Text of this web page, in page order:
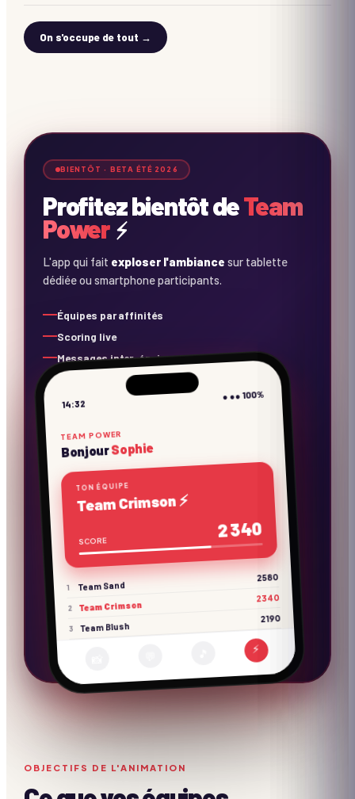
On s'occupe de tout →
⚡⚡
⚡ BIENTÔT · BETA ÉTÉ 2026
Profitez bientôt deTeam
Power ⚡
L'app qui fait exploser l'ambiance sur tablette
dédiée ou smartphone participants.
Équipes par affinités
Scoring live
Messages inter-équipes
Concours photos
Playlist collaborative
14:32
● ●● 100%
TEAM POWER
BonjourSophie
TON ÉQUIPE
Team Crimson ⚡
SCORE
2 340
1 Team Sand
2580
2 Team Crimson
2340
3 Team Blush
2190
⚡
OBJECTIFS DE L'ANIMATION